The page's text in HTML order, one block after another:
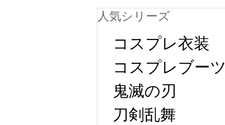
人気シリーズ
コスプレ衣装
コスプレブーツ
鬼滅の刃
刀剣乱舞